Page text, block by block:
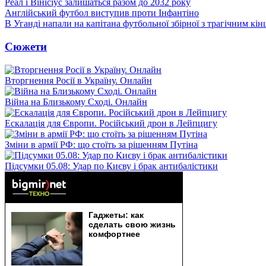
Реал і Вінісіус залишаться разом до 2032 року
Англійський футбол виступив проти Інфантіно
В Уганді напали на капітана футбольної збірної з трагічним
Сюжети
Вторгнення Росії в Україну. Онлайн
Війна на Близькому Сході. Онлайн
Ескалація для Європи. Російський дрон в Лейпцигу
Зміни в армії РФ: що стоїть за рішенням Путіна
Підсумки 05.08: Удар по Києву і брак антибалістики